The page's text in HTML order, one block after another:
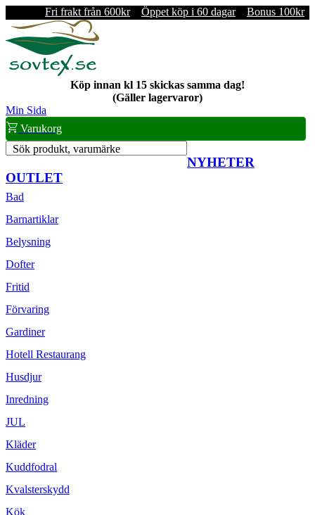
Fri frakt från 600kr Öppet köp i 60 dagar Bonus 100kr
Köp innan kl 15 skickas samma dag!
(Gäller lagervaror)
Min Sida
Varukorg
Sök produkt, varumärke
NYHETER
OUTLET
Bad
Barnartiklar
Belysning
Dofter
Fritid
Förvaring
Gardiner
Hotell Restaurang
Husdjur
Inredning
JUL
Kläder
Kuddfodral
Kvalsterskydd
Kök